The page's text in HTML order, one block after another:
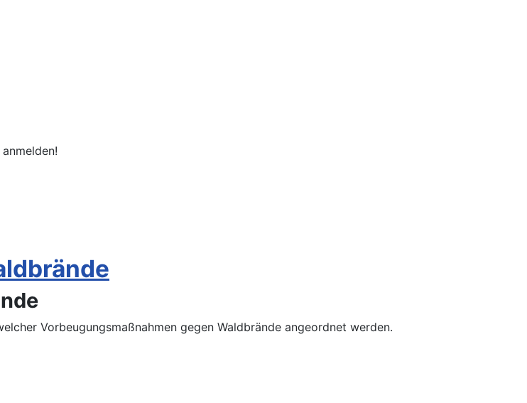
Vorbeugungsmaßnahmen gegen Waldbrände angeordnet werden.